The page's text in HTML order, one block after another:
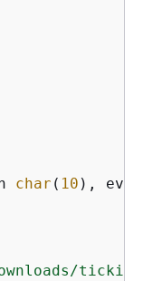
char ( 10 ),
tickit/